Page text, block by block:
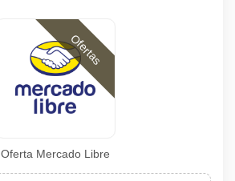
Ofertas
Oferta Mercado Libre